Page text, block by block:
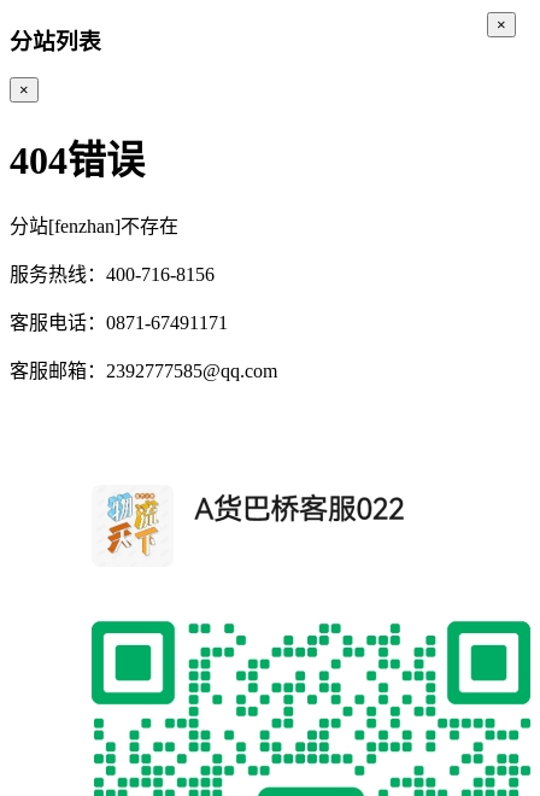
分站列表
×
404错误
分站[fenzhan]不存在
服务热线：400-716-8156
客服电话：0871-67491171
客服邮箱：2392777585@qq.com
×